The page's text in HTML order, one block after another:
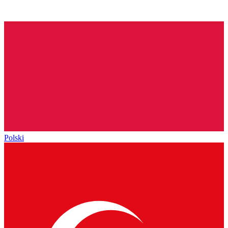
Polski